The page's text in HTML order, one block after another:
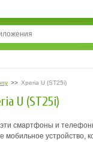
>> Xperia U (ST25i)
U (ST25i)
смартфоны и
мобильное устройство,